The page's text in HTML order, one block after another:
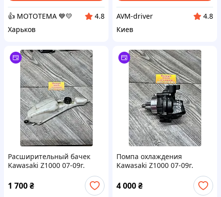
👍 МОТОТЕМА 💙💛
4.8
Харьков
AVM-driver
4.8
Киев
Расширительный бачек
Kawasaki Z1000 07-09г.
1 700₴
Помпа охлаждения
Kawasaki Z1000 07-09г.
4 000₴